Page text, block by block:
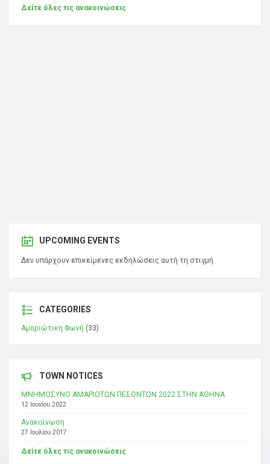
Δείτε όλες τις ανακοινώσεις
UPCOMING EVENTS
Δεν υπάρχουν επικείμενες εκδηλώσεις αυτή τη στιγμή.
CATEGORIES
Αμαριώτικη Φωνή (33)
TOWN NOTICES
ΜΝΗΜΟΣΥΝΟ ΑΜΑΡΙΩΤΩΝ ΠΕΣΟΝΤΩΝ 2022 ΣΤΗΝ ΑΘΗΝΑ
12 Ιουνίου 2022
Ανακοίνωση
27 Ιουλίου 2017
Δείτε όλες τις ανακοινώσεις